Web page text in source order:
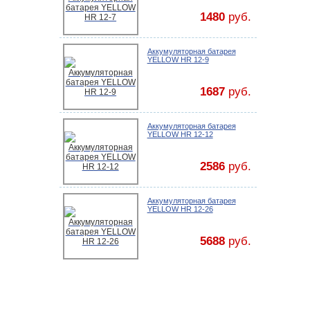
1480руб.
Аккумуляторная батарея
YELLOW HR 12-9
1687руб.
Аккумуляторная батарея
YELLOW HR 12-12
2586руб.
Аккумуляторная батарея
YELLOW HR 12-26
5688руб.